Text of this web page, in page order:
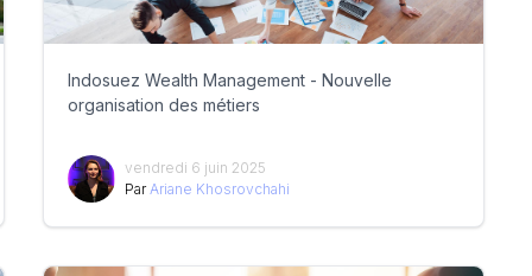
Indosuez Wealth Management - Nouvelle
organisation des métiers
vendredi 6 juin 2025
Par Ariane Khosrovchahi